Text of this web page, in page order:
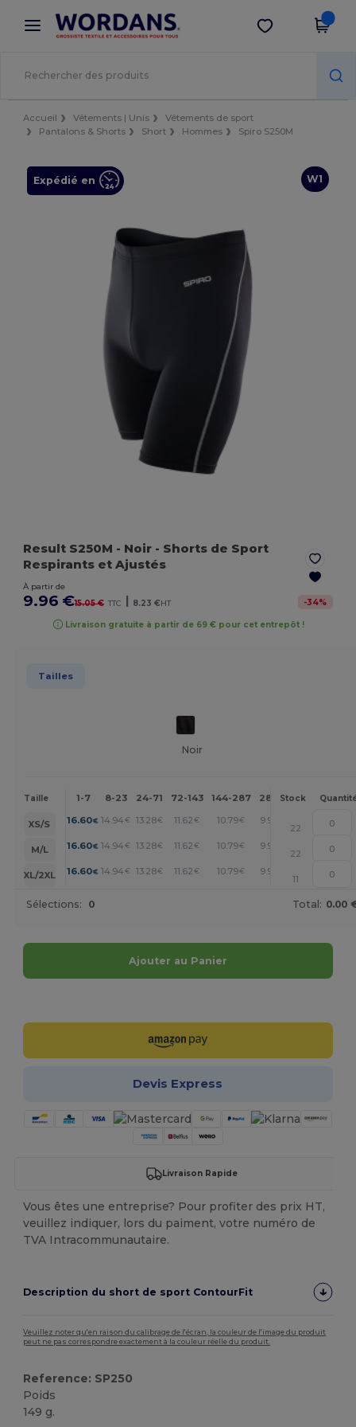
× Appli Wordans
Meilleurs prix sur l’app !
Obtenir l'appli
Accueil Vêtements | Unis
Vêtements de sport
Pantalons & Shorts
Short Hommes Spiro S250M
W1
Expédié en
Result S250M - Noir - Shorts de Sport
Respirants et Ajustés
À partir de
9.96 €15.05 € TTC | 8.23 €HT -34%
Livraison gratuite à partir de 69 € pour cet entrepôt !
Tailles
Noir
Taille 1-7 8-23 24-71 72-143 144-287 288 + Plus
Stock
XS/S 16.60€ 14.94 € 13.28€ 11.62 € 10.79€ 9.96 +
22
M/L
16.60€ 14.94 € 13.28€ 11.62 € 10.79€ 9.96 +
22
XL/2XL
16.60€ 14.94 € 13.28€ 11.62 € 10.79€ 9.96
11
Sélections: 0 Total: 0.00
Ajouter au Panier
Devis Express
Livraison Rapide
Vous êtes une entreprise? Pour profiter des prix HT,
veuillez indiquer, lors du paiment, votre numéro de
TVA Intracommunautaire.
Description du short de sport ContourFit
Veuillez noter qu'en raison du calibrage de l'écran, la couleur de l'image du produit
peut ne pas correspondre exactement à la couleur réelle du produit.
Reference: SP250
Poids
149 g.